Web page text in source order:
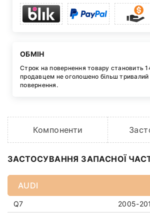
ОБМІН
Строк на повернення товару становить
продавцем не оголошено більш тривалий
повернення.
Компоненти
ЗАСТОСУВАННЯ ЗАПАСНОЇ
AUDI
Q7 2005-